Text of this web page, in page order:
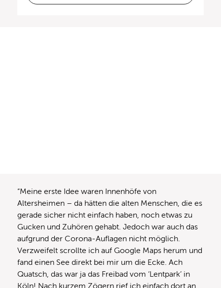
“Meine erste Idee waren Innenhöfe von
Altersheimen – da hätten die alten Menschen, die es
gerade sicher nicht einfach haben, noch etwas zu
Gucken und Zuhören gehabt. Jedoch war auch das
aufgrund der Corona-Auflagen nicht möglich.
Verzweifelt scrollte ich auf Google Maps herum und
fand einen See direkt bei mir um die Ecke. Ach
Quatsch, das war ja das Freibad vom ‘Lentpark’ in
Köln! Nach kurzem Zögern rief ich einfach dort an.